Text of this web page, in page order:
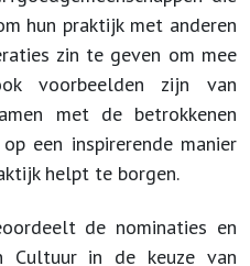
hun praktijk met anderen
zin te geven om mee
voorbeelden zijn van
met de betrokkenen
een inspirerende manier
helpt te borgen.
de nominaties en
Cultuur in de keuze van